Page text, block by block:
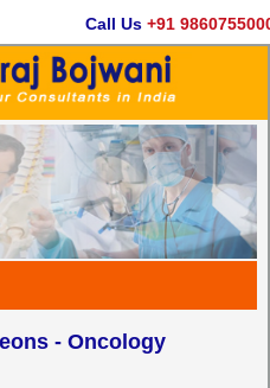
Call Us +91 9860755000
- Oncology